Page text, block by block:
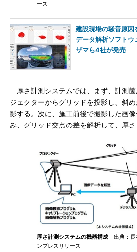
ース
建設現場の騒音原
データ解析ソフト
ザマら4社が発売
厚さ計測システムでは、まず、計測箇
ジェクターからグリッドを投影し、斜
影する。次に、施工前後で撮影した画
み、グリッド交点の差を解析して、厚さ
厚さ計測システムの機器構成 出典：長
ンプレスリリース